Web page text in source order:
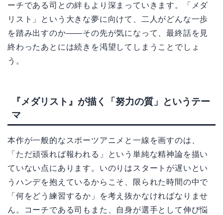
ーチである司との絆もより深まっていきます。「メダ
リスト」という大きな夢に向けて、二人がどんな一歩
を踏み出すのか――その先が気になって、最終話を見
終わったあとには続きを渇望してしまうことでしょ
う。
『メダリスト』が描く「努力の質」というテー
マ
本作が一般的なスポーツアニメと一線を画すのは、
「ただ頑張れば報われる」という単純な精神論を描い
ていない点にあります。いのりはスタートが遅いとい
うハンデを抱えているからこそ、限られた時間の中で
「何をどう練習するか」を考え抜かなければなりませ
ん。コーチである司もまた、自身が選手として伸び悩